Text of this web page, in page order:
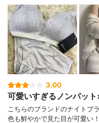
3.00
可愛いすぎるノンパッ
こちらのブランドのナイトブ
色も鮮やかで見た目が可愛い